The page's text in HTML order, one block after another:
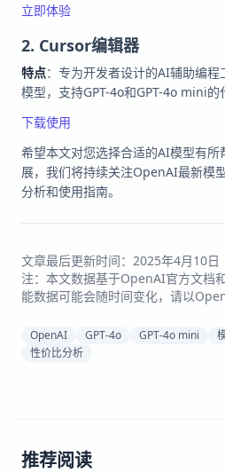
立即体验
2. Cursor编辑器
特点：专为开发者设计的AI辅助编
模型，支持GPT-4o和GPT-4o mini的
下载使用
希望本文对您选择合适的AI模型有所
展，我们将持续关注OpenAI最新模
分析和使用指南。
文章最后更新时间：2025年4月10日
注：本文数据基于OpenAI官方文档
能数据可能会随时间变化，请以
OpenAI GPT-4o GPT-4o mini
性价比分析
推荐阅读